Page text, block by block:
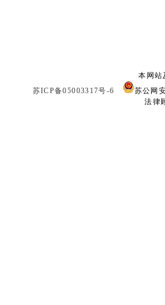
本网站
苏ICP备05003317号-6
苏公网
法律